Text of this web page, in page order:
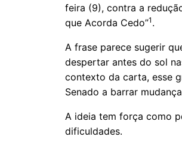
feira (9), contra a
que Acorda Cedo”1 .
A frase parece sugerir
despertar antes do sol
contexto da carta, esse
Senado a barrar
A ideia tem força como
dificuldades.